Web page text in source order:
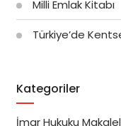
Milli Emlak Kitabı
Türkiye’de
Kategoriler
İmar Hukuku